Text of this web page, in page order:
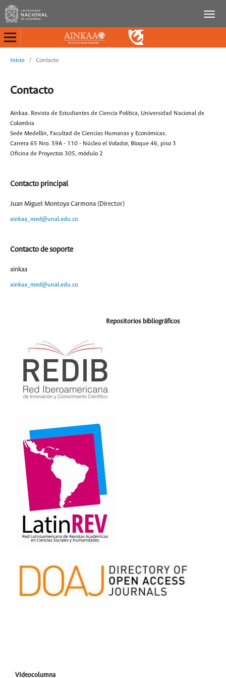
Inicio / Contacto
Contacto
Ainkaa. Revista de Estudiantes de Ciencia Política, Universidad Nacional de
Colombia
Sede Medellín, Facultad de Ciencias Humanas y Económicas.
Carrera 65 Nro. 59A - 110 - Núcleo el Volador, Bloque 46, piso 3
Oficina de Proyectos 305, módulo 2
Contacto principal
Juan Miguel Montoya Carmona (Director)
ainkaa_med@unal.edu.co
Contacto de soporte
ainkaa
ainkaa_med@unal.edu.co
Repositorios bibliográficos
VIdeocolumna